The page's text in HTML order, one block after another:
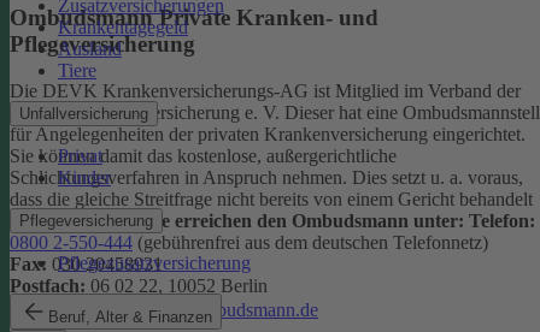
Zusatzversicherungen
Krankentagegeld
Ausland
Tiere
Unfallversicherung
Privat
Kinder
Pflegeversicherung
Pflegezusatzversicherung
Beruf, Alter & Finanzen
Ombudsmann Private Kranken- und
Pflegeversicherung
Die DEVK Krankenversicherungs-AG ist Mitglied im Verband der
privaten Krankenversicherung e. V. Dieser hat eine
für Angelegenheiten der privaten Krankenversicherung eingerichtet.
Sie können damit das kostenlose, außergerichtliche
Schlichtungsverfahren in Anspruch nehmen. Dies setzt u. a. voraus,
dass die gleiche Streitfrage nicht bereits von einem Gericht behandelt
wird oder wurde.Sie erreichen den Ombudsmann unter: Telefon:
0800 2-550-444 (gebührenfrei aus dem deutschen Telefonnetz)
Fax: 030 20458931
Postfach: 06 02 22, 10052 Berlin
Internet:
www.pkv-ombudsmann.de